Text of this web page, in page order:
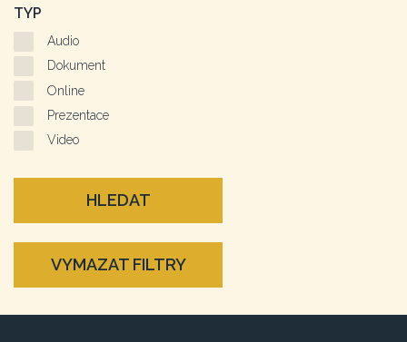
TYP
Audio
Dokument
Online
Prezentace
Video
HLEDAT
VYMAZAT FILTRY